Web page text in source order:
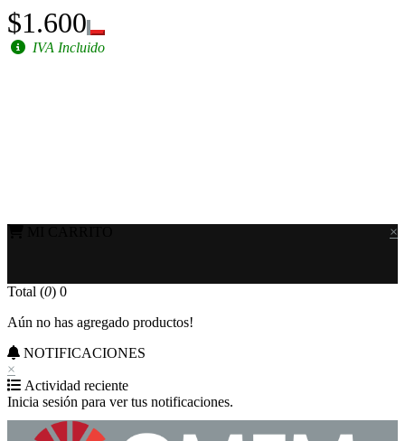
$1.600
IVA Incluido
×
Total (0) 0
Aún no has agregado productos!
NOTIFICACIONES
×
Actividad reciente
Inicia sesión para ver tus notificaciones.